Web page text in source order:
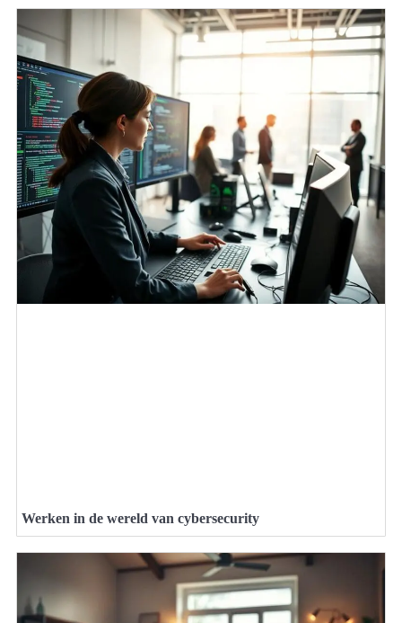
Werken in de wereld van cybersecurity